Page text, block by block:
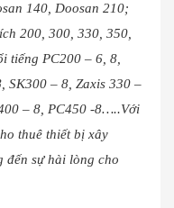
140, Doosan 210;
200, 300, 330, 350,
tiếng PC200 – 6, 8,
SK300 – 8, Zaxis 330 –
– 8, PC450 -8…..Với
thuê thiết bị xây
đến sự hài lòng cho